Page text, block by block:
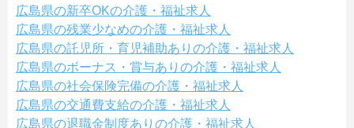
広島県の新卒OKの介護・福祉求人
広島県の残業少なめの介護・福祉求人
広島県の託児所・育児補助ありの介護・福祉求人
広島県のボーナス・賞与ありの介護・福祉求人
広島県の社会保険完備の介護・福祉求人
広島県の交通費支給の介護・福祉求人
広島県の退職金制度ありの介護・福祉求人